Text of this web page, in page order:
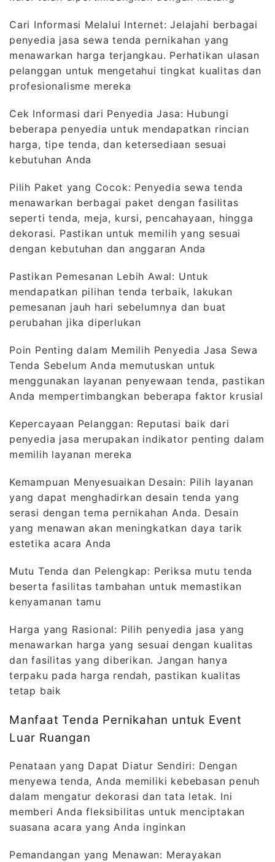
Cari Informasi Melalui Internet: Jelajahi berbagai
penyedia jasa sewa tenda pernikahan yang
menawarkan harga terjangkau. Perhatikan ulasan
pelanggan untuk mengetahui tingkat kualitas dan
profesionalisme mereka
Cek Informasi dari Penyedia Jasa: Hubungi
beberapa penyedia untuk mendapatkan rincian
harga, tipe tenda, dan ketersediaan sesuai
kebutuhan Anda
Pilih Paket yang Cocok: Penyedia sewa tenda
menawarkan berbagai paket dengan fasilitas
seperti tenda, meja, kursi, pencahayaan, hingga
dekorasi. Pastikan untuk memilih yang sesuai
dengan kebutuhan dan anggaran Anda
Pastikan Pemesanan Lebih Awal: Untuk
mendapatkan pilihan tenda terbaik, lakukan
pemesanan jauh hari sebelumnya dan buat
perubahan jika diperlukan
Poin Penting dalam Memilih Penyedia Jasa Sewa
Tenda Sebelum Anda memutuskan untuk
menggunakan layanan penyewaan tenda, pastikan
Anda mempertimbangkan beberapa faktor krusial
Kepercayaan Pelanggan: Reputasi baik dari
penyedia jasa merupakan indikator penting dalam
memilih layanan mereka
Kemampuan Menyesuaikan Desain: Pilih layanan
yang dapat menghadirkan desain tenda yang
serasi dengan tema pernikahan Anda. Desain
yang menawan akan meningkatkan daya tarik
estetika acara Anda
Mutu Tenda dan Pelengkap: Periksa mutu tenda
beserta fasilitas tambahan untuk memastikan
kenyamanan tamu
Harga yang Rasional: Pilih penyedia jasa yang
menawarkan harga yang sesuai dengan kualitas
dan fasilitas yang diberikan. Jangan hanya
terpaku pada harga rendah, pastikan kualitas
tetap baik
Manfaat Tenda Pernikahan untuk Event
Luar Ruangan
Penataan yang Dapat Diatur Sendiri: Dengan
menyewa tenda, Anda memiliki kebebasan penuh
dalam mengatur dekorasi dan tata letak. Ini
memberi Anda fleksibilitas untuk menciptakan
suasana acara yang Anda inginkan
Pemandangan yang Menawan: Merayakan